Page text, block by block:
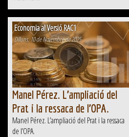
Economia al Versió RAC1
Dilluns, 10 de Novembre de 2025
Manel Pérez. L’ampliació del
Prat i la ressaca de l’OPA.
Manel Pérez. L’ampliació del Prat i la ressaca
de l’OPA.